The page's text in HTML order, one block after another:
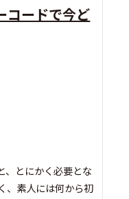
コードで今ど
、とにかく必要とな
、素人には何から初